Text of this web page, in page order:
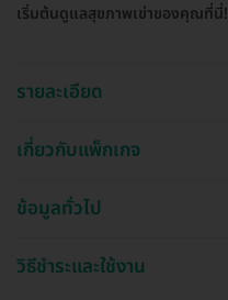
เริ่มต้นดูแลสุขภาพเข่าของคุณที่นี่!
รายละเอียด
เกี่ยวกับแพ็กเกจ
ข้อมูลทั่วไป
วิธีชำระและใช้งาน